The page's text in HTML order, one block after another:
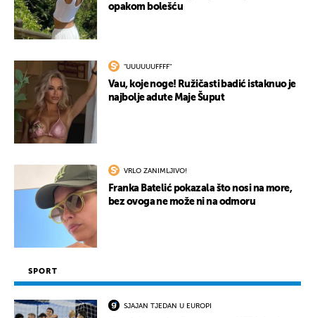
opakom bolešću
"UUUUUUFFFF"
Vau, koje noge! Ružičasti badić istaknuo je
najbolje adute Maje Šuput
VRLO ZANIMLJIVO!
Franka Batelić pokazala što nosi na more,
bez ovoga ne može ni na odmoru
SPORT
SJAJAN TJEDAN U EUROPI